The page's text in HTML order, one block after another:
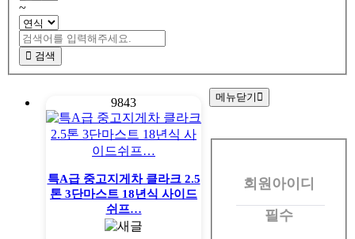
~
검색
9843
특A급 중고지게차 클라크 2.5
톤 3단마스트 18년식 사이드
쉬프…
메뉴닫기
회
회원아이디
필수